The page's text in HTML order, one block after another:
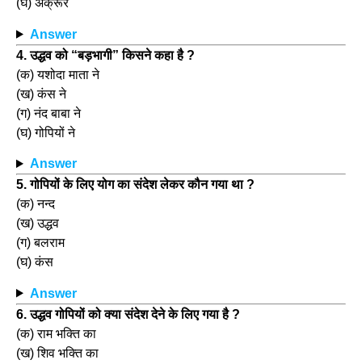
(घ) अक्रूर
Answer
4. उद्धव को “बड़भागी” किसने कहा है ?
(क) यशोदा माता ने
(ख) कंस ने
(ग) नंद बाबा ने
(घ) गोपियों ने
Answer
5. गोपियों के लिए योग का संदेश लेकर कौन गया था ?
(क) नन्द
(ख) उद्धव
(ग) बलराम
(घ) कंस
Answer
6. उद्धव गोपियों को क्या संदेश देने के लिए गया है ?
(क) राम भक्ति का
(ख) शिव भक्ति का